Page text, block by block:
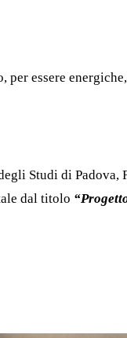
essere energiche,
Studi di Padova,
dal titolo